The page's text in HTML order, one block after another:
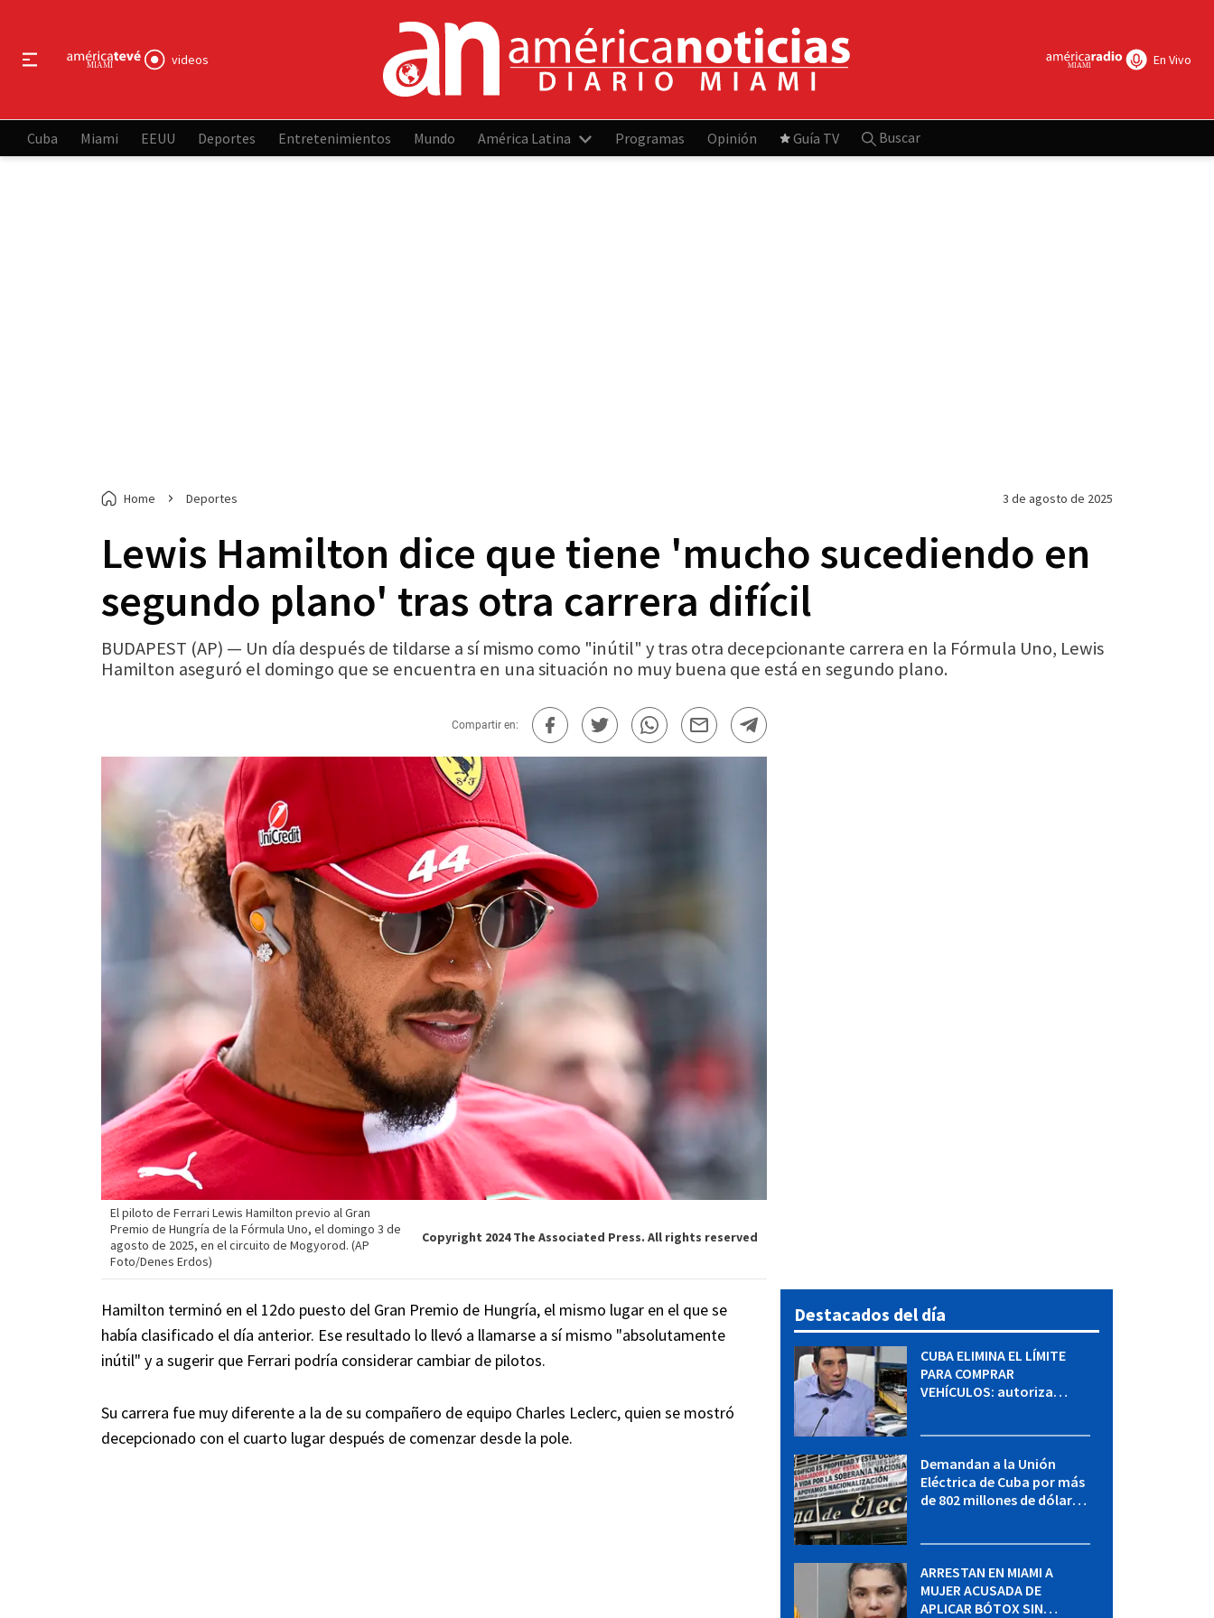
videos En Vivo
Cuba Miami EEUU Deportes Entretenimientos Mundo América Latina Programas Opinión Guía TV Buscar
Home Deportes 3 de agosto de 2025
Lewis Hamilton dice que tiene 'mucho sucediendo en
segundo plano' tras otra carrera difícil
BUDAPEST (AP) — Un día después de tildarse a sí mismo como "inútil" y tras otra decepcionante carrera en la Fórmula Uno, Lewis
Hamilton aseguró el domingo que se encuentra en una situación no muy buena que está en segundo plano.
Compartir en:
El piloto de Ferrari Lewis Hamilton previo al Gran
Premio de Hungría de la Fórmula Uno, el domingo 3 de
agosto de 2025, en el circuito de Mogyorod. (AP
Foto/Denes Erdos)
Copyright 2024 The Associated Press. All rights reserved
Hamilton terminó en el 12do puesto del Gran Premio de Hungría, el mismo lugar en el que se
había clasificado el día anterior. Ese resultado lo llevó a llamarse a sí mismo "absolutamente
inútil" y a sugerir que Ferrari podría considerar cambiar de pilotos.
Su carrera fue muy diferente a la de su compañero de equipo Charles Leclerc, quien se mostró
decepcionado con el cuarto lugar después de comenzar desde la pole.
Destacados del día
CUBA ELIMINA EL LÍMITE
PARA COMPRAR
VEHÍCULOS: autoriza
Demandan a la Unión
Eléctrica de Cuba por más
de 802 millones de dólares
ARRESTAN EN MIAMI A
MUJER ACUSADA DE
APLICAR BÓTOX SIN